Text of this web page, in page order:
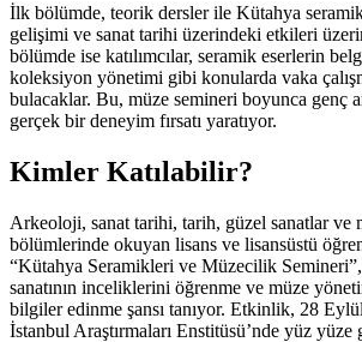
İlk bölümde, teorik dersler ile Kütahya
gelişimi ve sanat tarihi üzerindeki etkileri
bölümde ise katılımcılar, seramik eserlerin
koleksiyon yönetimi gibi konularda vaka
bulacaklar. Bu, müze semineri boyunca genç
gerçek bir deneyim fırsatı yaratıyor.
Kimler Katılabilir?
Arkeoloji, sanat tarihi, tarih, güzel sanatlar ve
bölümlerinde okuyan lisans ve lisansüstü
“Kütahya Seramikleri ve Müzecilik Semineri”,
sanatının inceliklerini öğrenme ve müze
bilgiler edinme şansı tanıyor. Etkinlik, 28
İstanbul Araştırmaları Enstitüsü’nde yüz yüze